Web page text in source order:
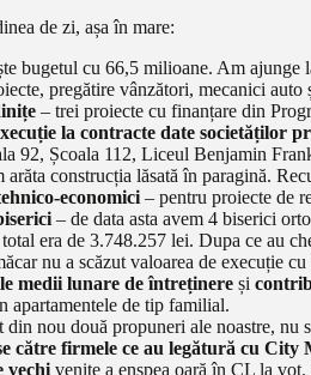
de zi, așa în mare:
bugetul cu 66,5 milioane. Am ajunge
pregătire vânzători, mecanici
– trei proiecte cu finanțare din
la contracte date societăților
92, Școala 112, Liceul Benjamin
arăta construcția lăsată în paragină.
economici – pentru proiecte de
– de data asta avem 4 biserici
era de 3.748.257 lei. Dupa ce au
nu a scăzut valoarea de execuție
medii lunare de întreținere și
apartamentele de tip familial.
nou două propuneri ale noastre, nu
către firmele ce au legătură cu
vechi venite a enșpea oară în CL la